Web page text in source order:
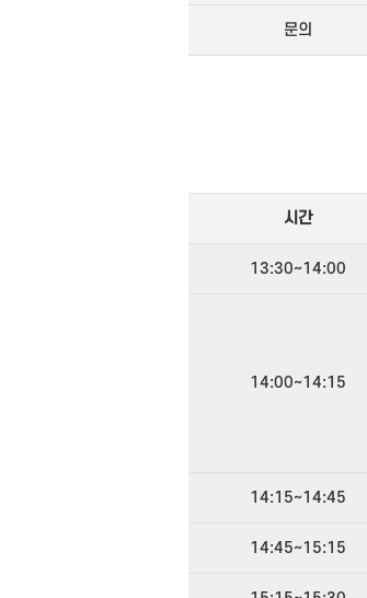
문의
시간
13:30~14:00
14:00~14:15
14:15~14:45
14:45~15:15